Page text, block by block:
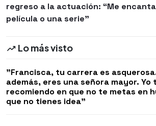
regreso a la actuación: “Me
película o una serie"
Lo más visto
"Francisca, tu carrera es
además, eres una señora mayor. Yo
recomiendo en que no te metas en
que no tienes idea"